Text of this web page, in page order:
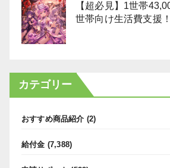
【超必見】1世帯
世帯向け生活費支援
カテゴリー
おすすめ商品紹介 (2)
給付金 (7,388)